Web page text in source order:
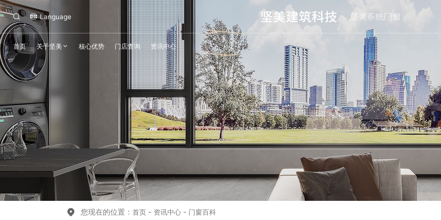
Language
首页 关于坚美 核心优势 门店查询 资讯中心
您现在的位置：首页 - 资讯中心 - 门窗百科